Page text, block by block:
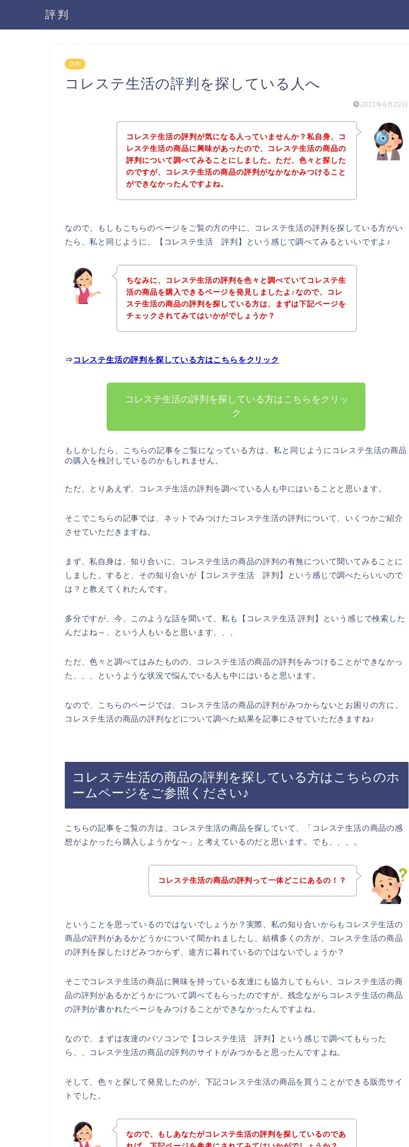
評判
評判
コレステ生活の評判を探している人へ
2021年6月22日
コレステ生活の評判が気になる人っていませんか？私自身、コ
レステ生活の商品に興味があったので、コレステ生活の商品の
評判について調べてみることにしました。ただ、色々と探した
のですが、コレステ生活の商品の評判がなかなかみつけること
ができなかったんですよね。
なので、もしもこちらのページをご覧の方の中に、コレステ生活の評判を探している方がい
たら、私と同じように、【コレステ生活 評判】という感じで調べてみるといいですよ♪
ちなみに、コレステ生活の評判を色々と調べていてコレステ生
活の商品を購入できるページを発見しましたよ♪なので、コレ
ステ生活の商品の評判を探している方は、まずは下記ページを
チェックされてみてはいかがでしょうか？
⇒ コレステ生活の評判を探している方はこちらをクリック
コレステ生活の評判を探している方はこちらをクリッ
ク
もしかしたら、こちらの記事をご覧になっている方は、私と同じようにコレステ生活の商品
の購入を検討しているのかもしれません。
ただ、とりあえず、コレステ生活の評判を調べている人も中にはいることと思います。
そこでこちらの記事では、ネットでみつけたコレステ生活の評判について、いくつかご紹介
させていただきますね。
まず、私自身は、知り合いに、コレステ生活の商品の評判の有無について聞いてみることに
しました。すると、その知り合いが【コレステ生活 評判】という感じで調べたらいいので
は？と教えてくれたんです。
多分ですが、今、このような話を聞いて、私も【コレステ生活 評判】という感じで検索した
んだよね～、という人もいると思います、、、
ただ、色々と調べてはみたものの、コレステ生活の商品の評判をみつけることができなかっ
た、、、というような状況で悩んでいる人も中にはいると思います。
なので、こちらのページでは、コレステ生活の商品の評判がみつからないとお困りの方に、
コレステ生活の商品の評判などについて調べた結果を記事にさせていただきますね♪
コレステ生活の商品の評判を探している方はこちらのホ
ームページをご参照ください♪
こちらの記事をご覧の方は、コレステ生活の商品を探していて、「コレステ生活の商品の感
想がよかったら購入しようかな～」と考えているのだと思います。でも、、、。
コレステ生活の商品の評判って一体どこにあるの！？
ということを思っているのではないでしょうか？実際、私の知り合いからもコレステ生活の
商品の評判があるかどうかについて聞かれましたし、結構多くの方が、コレステ生活の商品
の評判を探したけどみつからず、途方に暮れているのではないでしょうか？
そこでコレステ生活の商品に興味を持っている友達にも協力してもらい、コレステ生活の商
品の評判があるかどうかについて調べてもらったのですが、残念ながらコレステ生活の商品
の評判が書かれたページをみつけることができなかったんですよね。
なので、まずは友達のパソコンで【コレステ生活 評判】という感じで調べてもらった
ら、、コレステ生活の商品の評判のサイトがみつかると思ったんですよね。
そして、色々と探して発見したのが、下記コレステ生活の商品を買うことができる販売サイ
トでした。
なので、もしあなたがコレステ生活の評判を探しているのであ